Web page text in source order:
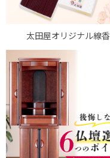
太田屋オリジナル線香